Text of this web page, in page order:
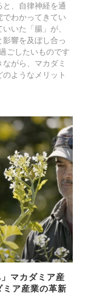
、自律神経を通
でわかってきてい
いた「腸」が、
響を及ぼし合っ
ごしたいものです
がら、マカダミ
ようなメリット
マカダミア産
ア産業の革新